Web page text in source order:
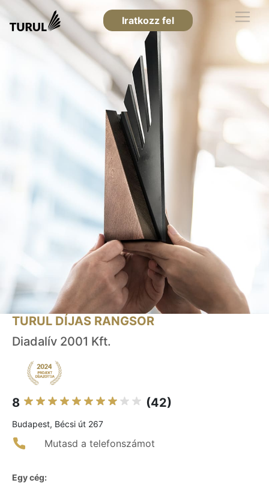
Iratkozz fel
TURUL DÍJAS RANGSOR
Diadalív 2001 Kft.
8 (42)
Budapest, Bécsi út 267
Mutasd a telefonszámot
Egy cég: